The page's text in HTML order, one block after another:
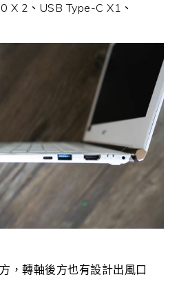
X 2、USB Type-C X1、
，轉軸後方也有設計出風口